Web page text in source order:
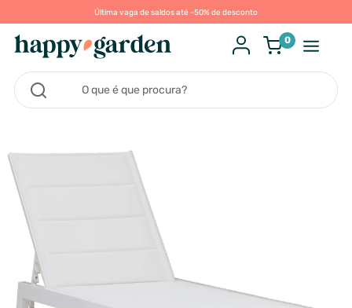
Última vaga de saldos até -50% de desconto
0